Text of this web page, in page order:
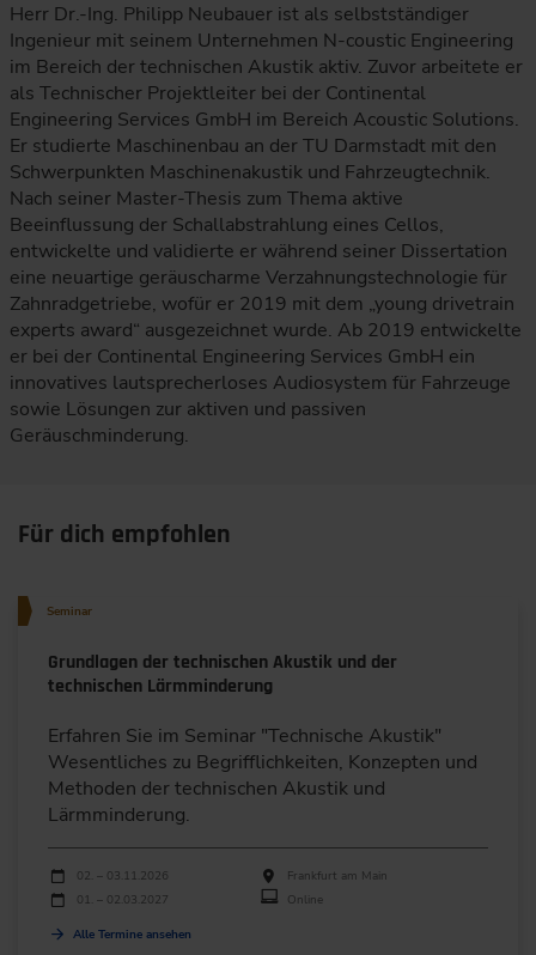
Herr Dr.-Ing. Philipp Neubauer ist als selbstständiger
Ingenieur mit seinem Unternehmen N-coustic Engineering
im Bereich der technischen Akustik aktiv. Zuvor arbeitete er
als Technischer Projektleiter bei der Continental
Engineering Services GmbH im Bereich Acoustic Solutions.
Er studierte Maschinenbau an der TU Darmstadt mit den
Schwerpunkten Maschinenakustik und Fahrzeugtechnik.
Nach seiner Master-Thesis zum Thema aktive
Beeinflussung der Schallabstrahlung eines Cellos,
entwickelte und validierte er während seiner Dissertation
eine neuartige geräuscharme Verzahnungstechnologie für
Zahnradgetriebe, wofür er 2019 mit dem „young drivetrain
experts award“ ausgezeichnet wurde. Ab 2019 entwickelte
er bei der Continental Engineering Services GmbH ein
innovatives lautsprecherloses Audiosystem für Fahrzeuge
sowie Lösungen zur aktiven und passiven
Geräuschminderung.
Für dich empfohlen
Seminar
Grundlagen der technischen Akustik und der
technischen Lärmminderung
Erfahren Sie im Seminar "Technische Akustik"
Wesentliches zu Begrifflichkeiten, ­Konzepten und
Methoden der technischen Akustik und
Lärmminderung.
Durchführungen
Veranstaltungsdatum Veranstaltungsort
02. – 03.11.2026
Frankfurt am Main
01. – 02.03.2027
Online
Alle Termine ansehen